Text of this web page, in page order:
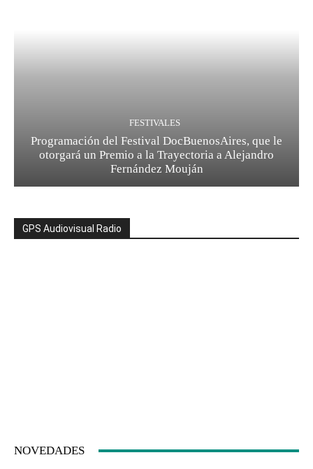
FESTIVALES
Programación del Festival DocBuenosAires, que le
otorgará un Premio a la Trayectoria a Alejandro
Fernández Mouján
GPS Audiovisual Radio
NOVEDADES